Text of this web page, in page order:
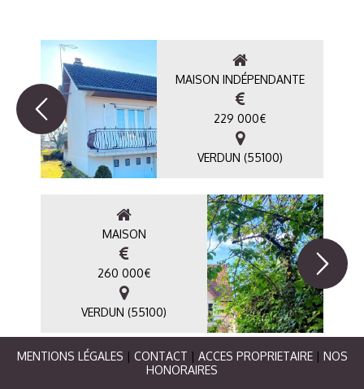
MAISON INDÉPENDANTE
229 000€
VERDUN (55100)
MAISON
260 000€
VERDUN (55100)
MENTIONS LÉGALES | CONTACT | ACCES PROPRIETAIRE| NOS
HONORAIRES